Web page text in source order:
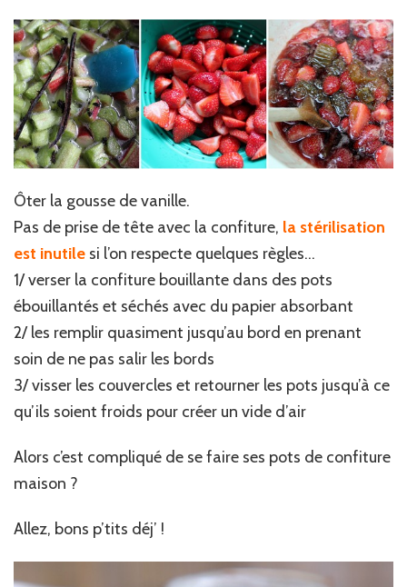
Ôter la gousse de vanille.
Pas de prise de tête avec la confiture, la stérilisation
est inutile si l’on respecte quelques règles…
1/ verser la confiture bouillante dans des pots
ébouillantés et séchés avec du papier absorbant
2/ les remplir quasiment jusqu’au bord en prenant
soin de ne pas salir les bords
3/ visser les couvercles et retourner les pots jusqu’à ce
qu’ils soient froids pour créer un vide d’air
Alors c’est compliqué de se faire ses pots de confiture
maison ?
Allez, bons p’tits déj’ !